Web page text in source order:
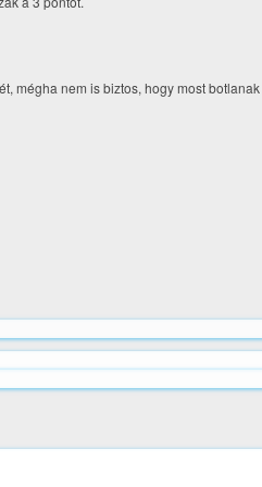
mégha nem is biztos, hogy most